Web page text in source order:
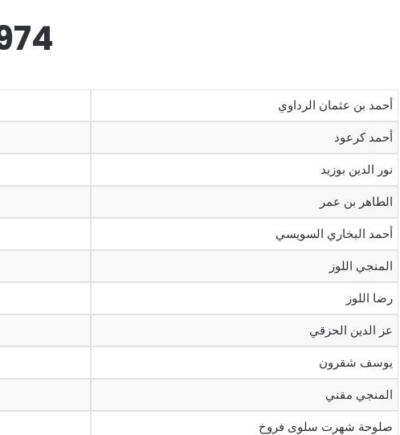
أحمد بن عثمان الرداوي
أحمد كرعود
نور الدين بوزيد
الطاهر بن عمر
أحمد البخاري السويسي
المنجي اللوز
رضا اللوز
عز الدين الحزقي
يوسف شقرون
المنجي مقني
صلوحة شهرت سلوى فروخ